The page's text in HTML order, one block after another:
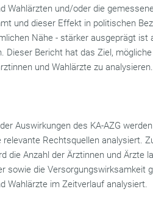
Wahlärzten und/oder die
und dieser Effekt in politischen
Nähe - stärker ausgeprägt ist
Dieser Bericht hat das Ziel,
und Wahlärzte zu
Auswirkungen des KA-AZG
relevante Rechtsquellen analysiert.
die Anzahl der Ärztinnen und Ärzte
sowie die Versorgungswirksamkeit
Wahlärzte im Zeitverlauf analysiert.